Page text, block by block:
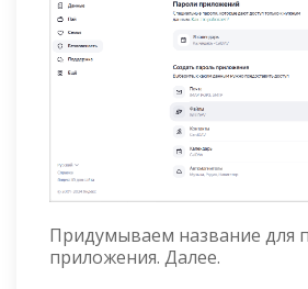
Придумываем название для
приложения. Далее.